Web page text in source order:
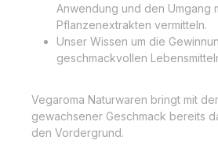
Anwendung und den Umgang
Pflanzenextrakten vermitteln.
Unser Wissen um die
geschmackvollen
Vegaroma Naturwaren bringt mit
gewachsener Geschmack bereits
den Vordergrund.